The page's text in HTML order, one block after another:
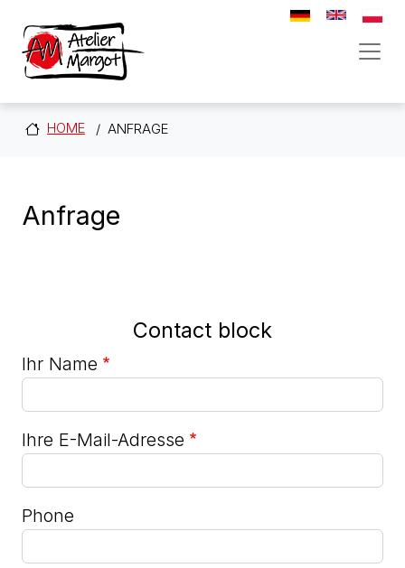
HOME ANFRAGE
Anfrage
Contact block
Ihr Name
Ihre E-Mail-Adresse
Phone